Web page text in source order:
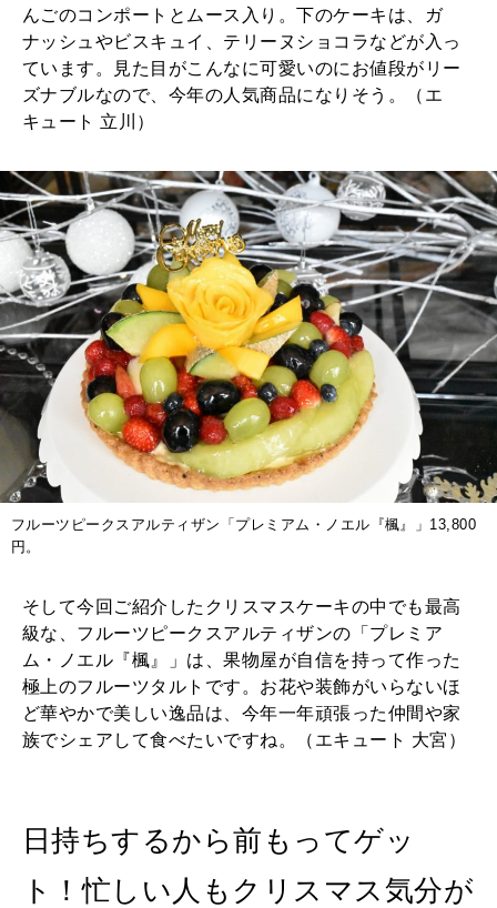
んごのコンポートとムース入り。下のケーキは、ガ
ナッシュやビスキュイ、テリーヌショコラなどが入っ
ています。見た目がこんなに可愛いのにお値段がリー
ズナブルなので、今年の人気商品になりそう。（エ
キュート 立川）
フルーツピークスアルティザン「プレミアム・ノエル『楓』」13,800
円。
そして今回ご紹介したクリスマスケーキの中でも最高
級な、フルーツピークスアルティザンの「プレミア
ム・ノエル『楓』」は、果物屋が自信を持って作った
極上のフルーツタルトです。お花や装飾がいらないほ
ど華やかで美しい逸品は、今年一年頑張った仲間や家
族でシェアして食べたいですね。（エキュート 大宮）
日持ちするから前もってゲッ
ト！忙しい人もクリスマス気分が